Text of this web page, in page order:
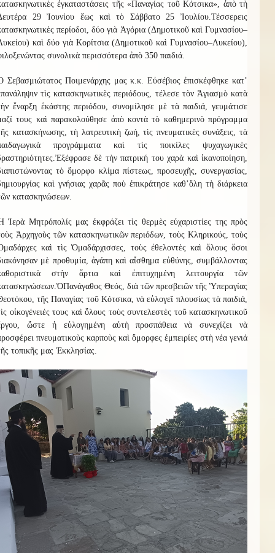
ἐγκαταστάσεις τῆς «Παναγίας τοῦ Κότσικα», ἀπὸ τὴ
29 Ἰουνίου ἕως καὶ τὸ Σάββατο 25 Ἰουλίου.Τέσσερεις
περίοδοι, δύο γιὰ Ἀγόρια (Δημοτικοῦ καὶ Γυμνασίου–
καὶ δύο γιὰ Κορίτσια (Δημοτικοῦ καὶ Γυμνασίου–Λυκείου),
συνολικὰ περισσότερα ἀπὸ 350 παιδιά.
Σεβασμιώτατος Ποιμενάρχης μας κ.κ. Εὐσέβιος ἐπισκέφθηκε κατ’
τὶς κατασκηνωτικὲς περιόδους, τέλεσε τὸν Ἁγιασμὸ κατὰ
ἔναρξη ἑκάστης περιόδου, συνομίλησε μὲ τὰ παιδιά, γευμάτισε
τους καὶ παρακολούθησε ἀπὸ κοντὰ τὸ καθημερινὸ πρόγραμμα
κατασκήνωσης, τὴ λατρευτικὴ ζωή, τὶς πνευματικὲς συνάξεις, τὰ
προγράμματα καὶ τὶς ποικίλες ψυχαγωγικὲς
Ἐξέφρασε δὲ τὴν πατρική του χαρὰ καὶ ἱκανοποίηση,
τὸ ὄμορφο κλίμα πίστεως, προσευχῆς, συνεργασίας,
καὶ γνήσιας χαρᾶς ποὺ ἐπικράτησε καθ’ὅλη τὴ διάρκεια
κατασκηνώσεων.
Ἱερὰ Μητρόπολίς μας ἐκφράζει τὶς θερμὲς εὐχαριστίες της πρὸς
Ἀρχηγοὺς τῶν κατασκηνωτικῶν περιόδων, τοὺς Κληρικούς, τοὺς
καὶ τὶς Ὁμαδάρχισσες, τοὺς ἐθελοντὲς καὶ ὅλους ὅσοι
μὲ προθυμία, ἀγάπη καὶ αἴσθημα εὐθύνης, συμβάλλοντας
στὴν ἄρτια καὶ ἐπιτυχημένη λειτουργία τῶν
ὉΠανάγαθος Θεός, διὰ τῶν πρεσβειῶν τῆς Ὑπεραγίας
τῆς Παναγίας τοῦ Κότσικα, νὰ εὐλογεῖ πλουσίως τὰ παιδιά,
οἰκογένειές τους καὶ ὅλους τοὺς συντελεστὲς τοῦ κατασκηνωτικοῦ
ὥστε ἡ εὐλογημένη αὐτὴ προσπάθεια νὰ συνεχίζει νὰ
πνευματικοὺς καρποὺς καὶ ὄμορφες ἐμπειρίες στὴ νέα γενιά
τοπικῆς μας Ἐκκλησίας.